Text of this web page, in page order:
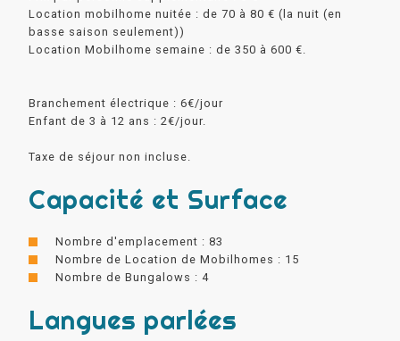
Location mobilhome nuitée : de 70 à 80 € (la nuit (en
basse saison seulement))
Location Mobilhome semaine : de 350 à 600 €.
Branchement électrique : 6€/jour
Enfant de 3 à 12 ans : 2€/jour.
Taxe de séjour non incluse.
Capacité et Surface
Nombre d'emplacement : 83
Nombre de Location de Mobilhomes : 15
Nombre de Bungalows : 4
Langues parlées